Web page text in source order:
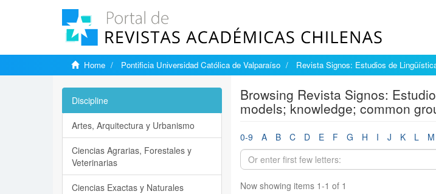
Home Pontificia Universidad Católica de Valparaíso Revista Signos: Estudios de
Browsing Revista Signos:
models; knowledge; common
0-9 A B C D E F G H I J K L M
Now showing items 1-1 of 1
Discipline
Artes, Arquitectura y Urbanismo
Ciencias Agrarias, Forestales y
Veterinarias
Ciencias Exactas y Naturales